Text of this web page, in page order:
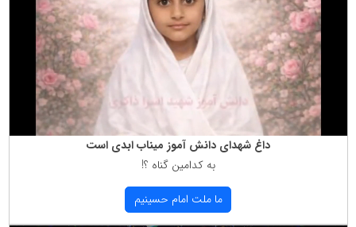
داغ شهدای دانش آموز میناب ابدی است
به كدامین گناه ؟!
ما ملت امام حسینیم